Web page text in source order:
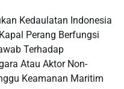
Kedaulatan Indonesia
Perang Berfungsi
Terhadap
Atau Aktor Non-
Keamanan Maritim